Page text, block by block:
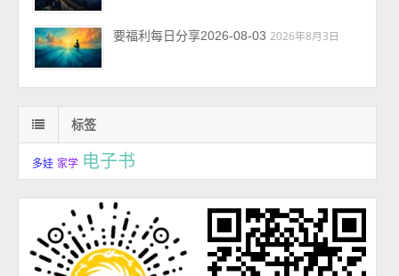
要福利每日分享2026-08-03 2026年8月3日
标签
多娃 家学 电子书